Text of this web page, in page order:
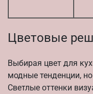
Цветовые
Выбирая цвет для
модные тенденции,
Светлые оттенки